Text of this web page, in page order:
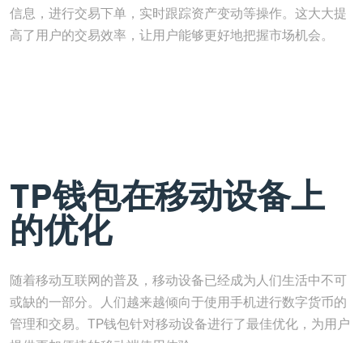
信息，进行交易下单，实时跟踪资产变动等操作。这大大提
高了用户的交易效率，让用户能够更好地把握市场机会。
TP钱包在移动设备上
的优化
随着移动互联网的普及，移动设备已经成为人们生活中不可
或缺的一部分。人们越来越倾向于使用手机进行数字货币的
管理和交易。TP钱包针对移动设备进行了最佳优化，为用户